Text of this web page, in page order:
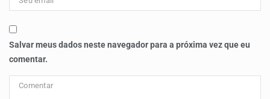
Salvar meus dados neste navegador para a próxima vez que eu
comentar.